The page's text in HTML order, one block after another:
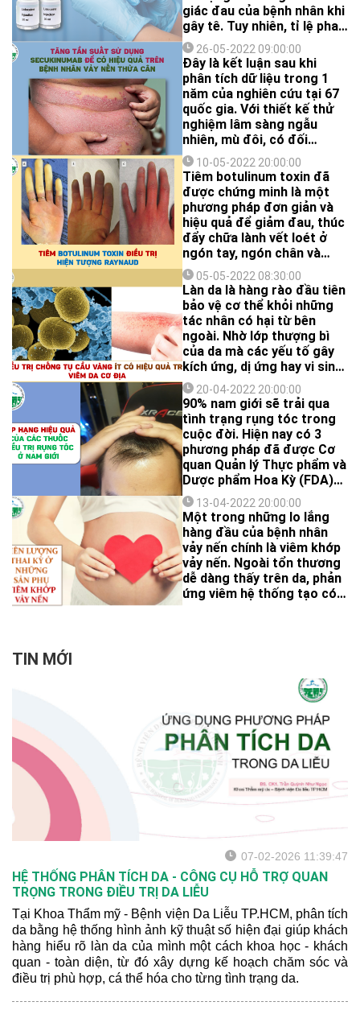
nên những tổn thương ở da
và niêm mạc như: hồng ban,
bóng nước, lớp thượng bì bị
bóc tách, bong tróc khỏi
lớp bì bên dưới và trợt da.
giác đau của bệnh nhân khi
gây tê. Tuy nhiên, tỉ lệ pha
tối ưu giữa hỗn hợp
Lidocaine/ epinephrine vẫn
chưa được báo cáo.
26-05-2022 09:00:00
Đây là kết luận sau khi
phân tích dữ liệu trong 1
năm của nghiên cứu tại 67
quốc gia. Với thiết kế thử
nghiệm lâm sàng ngẫu
nhiên, mù đôi, có đối
chứng, nghiên cứu đã chọn
331 bệnh nhân vảy nến
trung bình đến nặng và có
cân nặng từ 90 kg trở lên.
Phương pháp điều trị là
secukinumab 300 mg mỗi
lần tiêm, trong đó, lịch
tiêm mỗi 2 tuần được so
sánh với lịch tiêm mỗi 4
tuần. Độ tuổi trung bình là
47 tuổi, 75% là nam, 92% là
người châu Âu, cân nặng
trung bình 111,1 kg và BMI
trung bình của nhóm
nghiên cứu là 36,1 kg/m2.
10-05-2022 20:00:00
Tiêm botulinum toxin đã
được chứng minh là một
phương pháp đơn giản và
hiệu quả để giảm đau, thúc
đẩy chữa lành vết loét ở
ngón tay, ngón chân và
giảm tần suất các cơn co
thắt mạch máu ở bệnh
nhân bị hiện tượng
Raynaud.
05-05-2022 08:30:00
Làn da là hàng rào đầu tiên
bảo vệ cơ thể khỏi những
tác nhân có hại từ bên
ngoài. Nhờ lớp thượng bì
của da mà các yếu tố gây
kích ứng, dị ứng hay vi sinh
vật từ môi trường không
thể xâm nhập vào cơ thể.
20-04-2022 20:00:00
90% nam giới sẽ trải qua
tình trạng rụng tóc trong
cuộc đời. Hiện nay có 3
phương pháp đã được Cơ
quan Quản lý Thực phẩm và
Dược phẩm Hoa Kỳ (FDA)
chấp nhận điều trị rụng tóc
androgen kiểu nam là
minoxidil tại chỗ,
finasteride 1 mg uống và
liệu pháp ánh sáng năng
lượng thấp.
13-04-2022 20:00:00
Một trong những lo lắng
hàng đầu của bệnh nhân
vảy nến chính là viêm khớp
vảy nến. Ngoài tổn thương
dễ dàng thấy trên da, phản
ứng viêm hệ thống tạo có
TIN MỚI
07-02-2026 11:39:47
HỆ THỐNG PHÂN TÍCH DA - CÔNG CỤ HỖ TRỢ QUAN
TRỌNG TRONG ĐIỀU TRỊ DA LIỄU
Tại Khoa Thẩm mỹ - Bệnh viện Da Liễu TP.HCM, phân tích
da bằng hệ thống hình ảnh kỹ thuật số hiện đại giúp khách
hàng hiểu rõ làn da của mình một cách khoa học - khách
quan - toàn diện, từ đó xây dựng kế hoạch chăm sóc và
điều trị phù hợp, cá thể hóa cho từng tình trạng da.